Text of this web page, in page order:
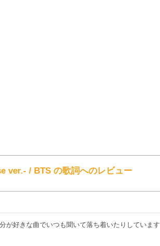
ver.- / BTS の歌詞へのレビュー
が好きな曲でいつも聞いて落ち着いたりしています